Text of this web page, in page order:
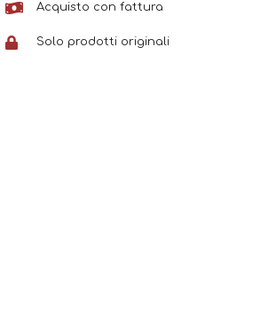
Acquisto con fattura
Solo prodotti originali